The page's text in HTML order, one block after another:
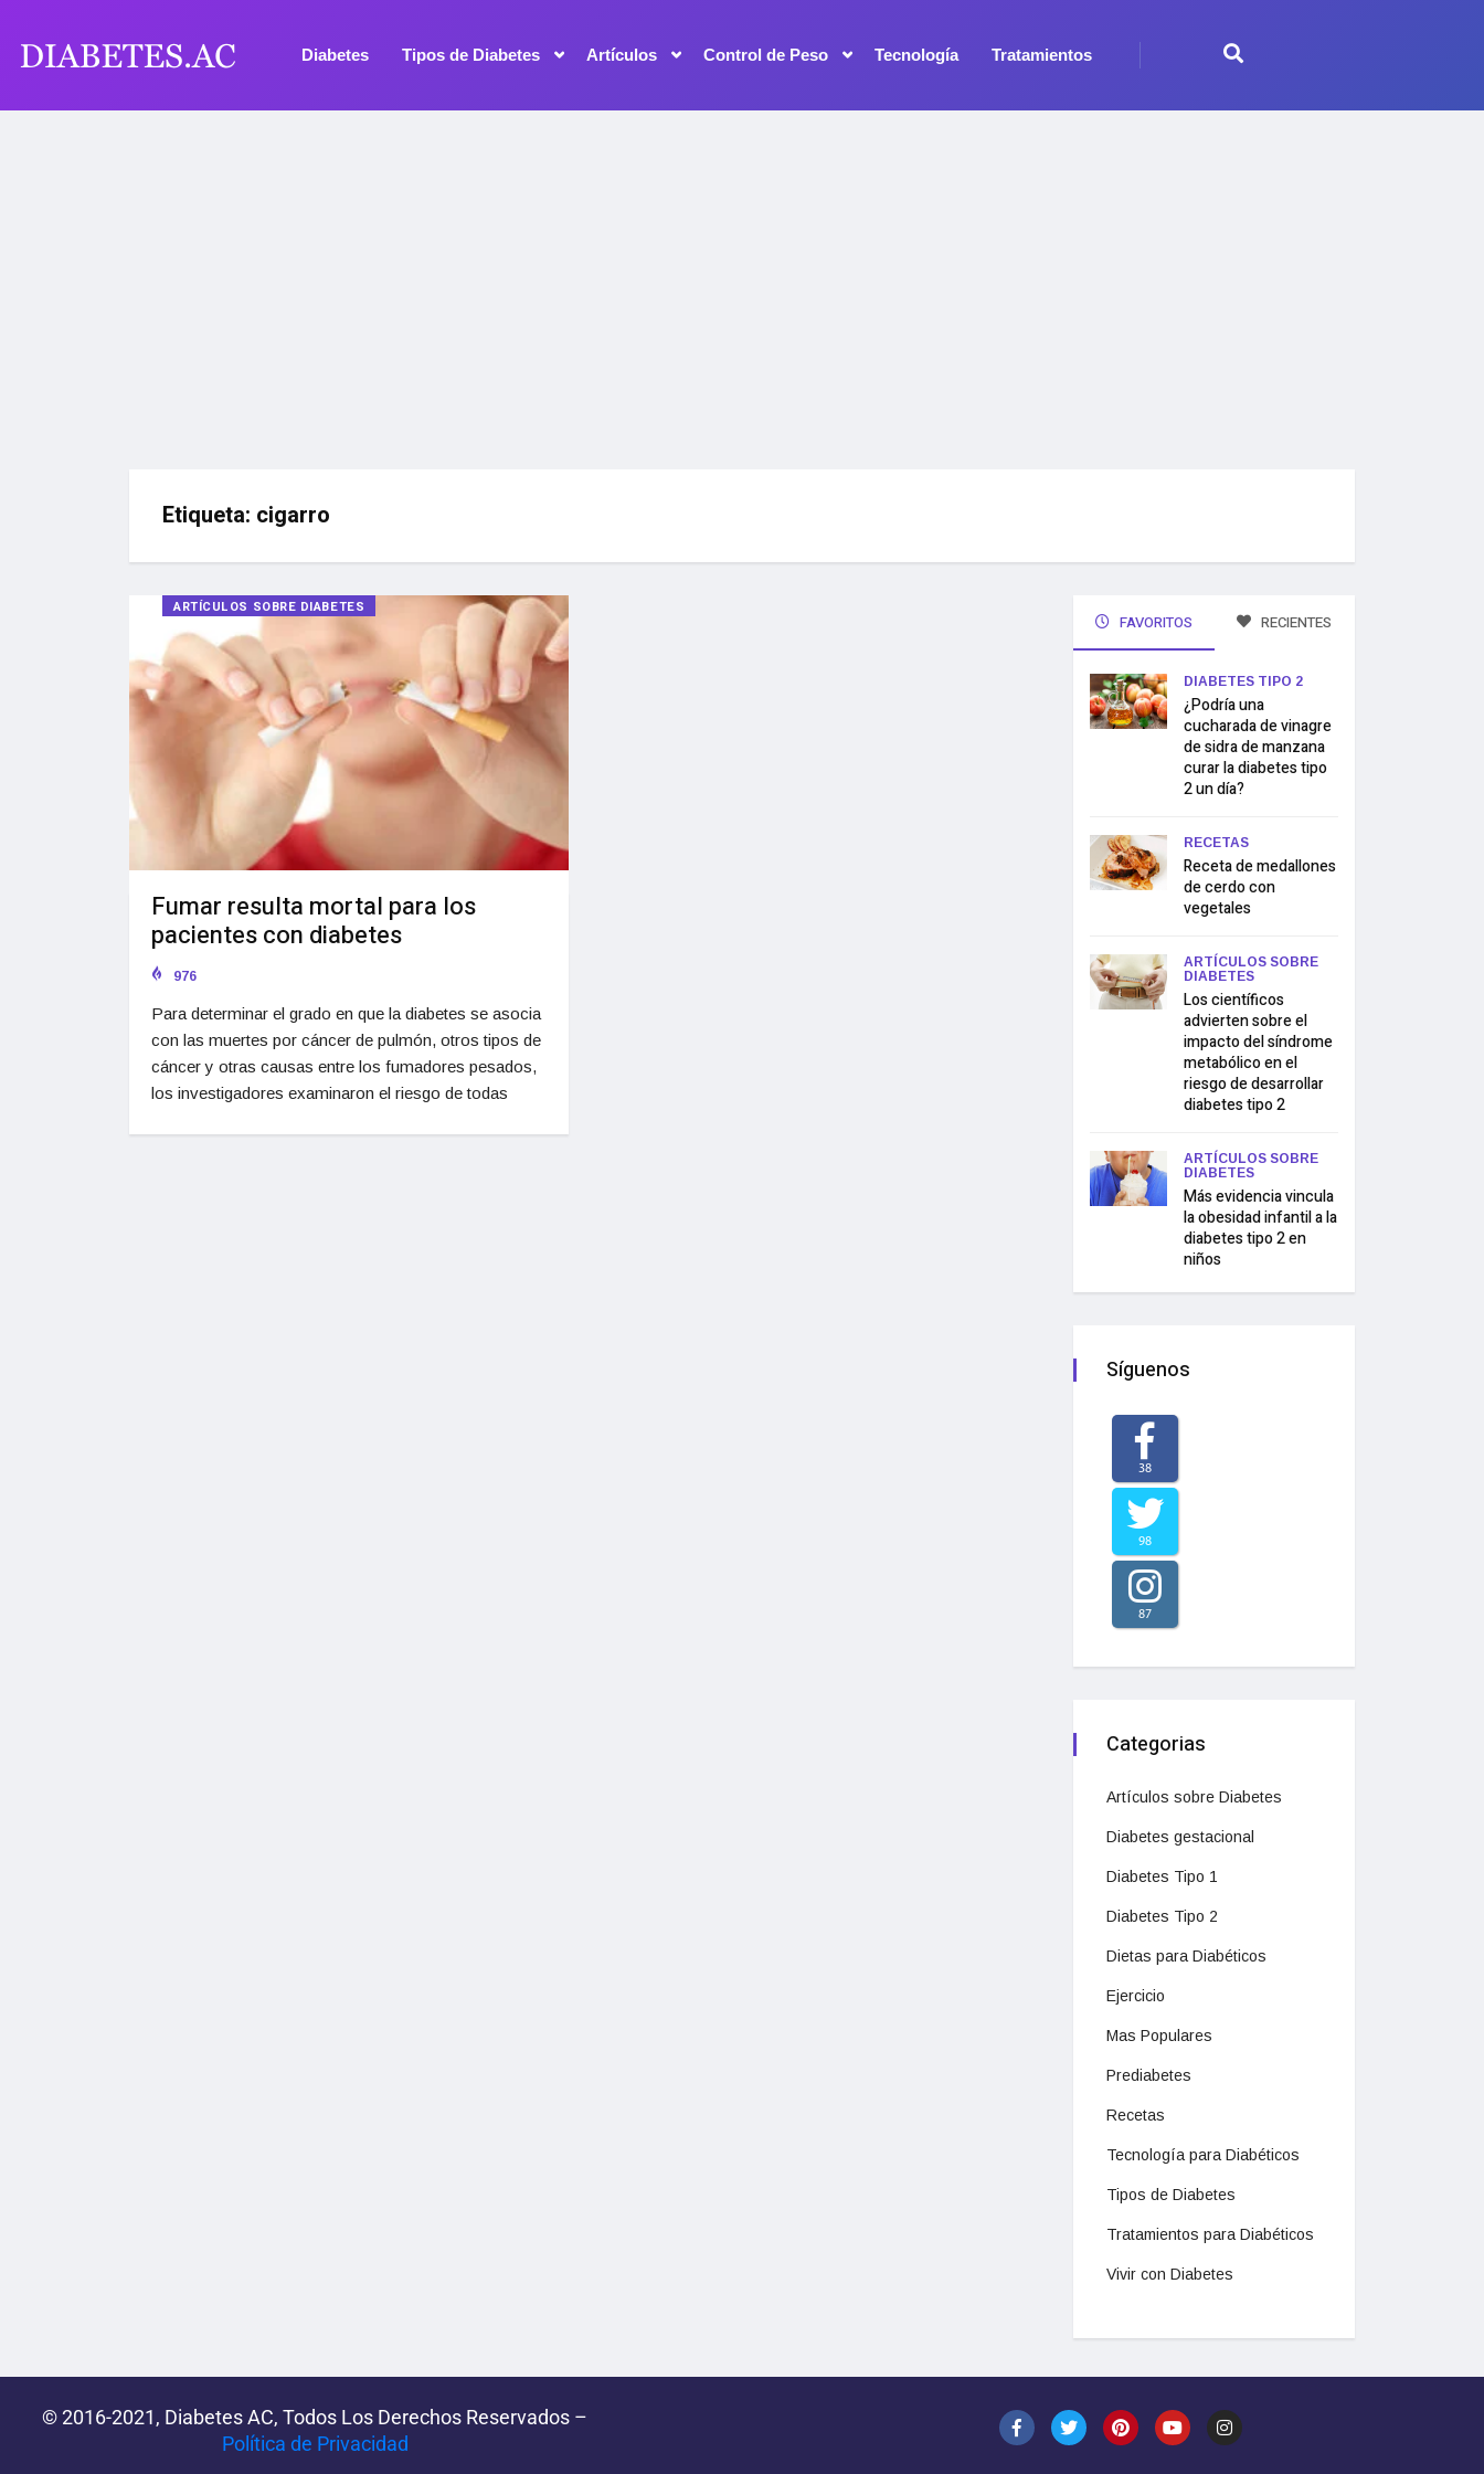
Diabetes Tipos de Diabetes Artículos Control de Peso Tecnología Tratamientos
Etiqueta: cigarro
ARTÍCULOS SOBRE DIABETES
Fumar resulta mortal para los
pacientes con diabetes
976
Para determinar el grado en que la diabetes se asocia
con las muertes por cáncer de pulmón, otros tipos de
cáncer y otras causas entre los fumadores pesados,
los investigadores examinaron el riesgo de todas
FAVORITOS RECIENTES
DIABETES TIPO 2
¿Podría una
cucharada de vinagre
de sidra de manzana
curar la diabetes tipo
2 un día?
RECETAS
Receta de medallones
de cerdo con
vegetales
ARTÍCULOS SOBRE
DIABETES
Los científicos
advierten sobre el
impacto del síndrome
metabólico en el
riesgo de desarrollar
diabetes tipo 2
ARTÍCULOS SOBRE
DIABETES
Más evidencia vincula
la obesidad infantil a la
diabetes tipo 2 en
niños
Síguenos
38
98
87
Categorias
Artículos sobre Diabetes
Diabetes gestacional
Diabetes Tipo 1
Diabetes Tipo 2
Dietas para Diabéticos
Ejercicio
Mas Populares
Prediabetes
Recetas
Tecnología para Diabéticos
Tipos de Diabetes
Tratamientos para Diabéticos
Vivir con Diabetes
© 2016-2021, Diabetes AC, Todos Los Derechos Reservados –
Política de Privacidad‌­